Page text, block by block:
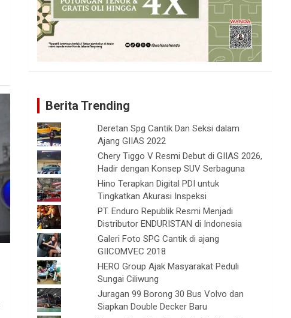
Berita Trending
Deretan Spg Cantik Dan Seksi dalam
Ajang GIIAS 2022
Chery Tiggo V Resmi Debut di GIIAS 2026,
Hadir dengan Konsep SUV Serbaguna
Hino Terapkan Digital PDI untuk
Tingkatkan Akurasi Inspeksi
PT. Enduro Republik Resmi Menjadi
Distributor ENDURISTAN di Indonesia
Galeri Foto SPG Cantik di ajang
GIICOMVEC 2018
HERO Group Ajak Masyarakat Peduli
Sungai Ciliwung
Juragan 99 Borong 30 Bus Volvo dan
Siapkan Double Decker Baru